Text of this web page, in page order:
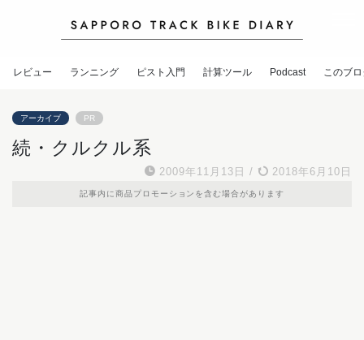
レビュー ランニング ピスト入門 計算ツール Podcast このブ
アーカイブ PR
続・クルクル系
2009年11月13日 / 2018年6月10日
記事内に商品プロモーションを含む場合があります